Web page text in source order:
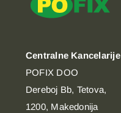
Centralne Kancelarije
POFIX DOO
Dereboj Bb, Tetova,
1200, Makedonija